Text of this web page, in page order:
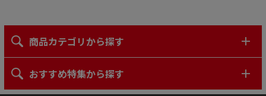
商品カテゴリから探す
おすすめ特集から探す